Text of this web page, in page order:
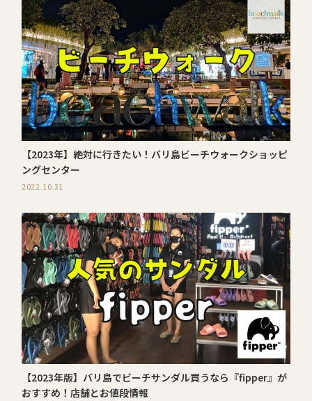
【2023年】絶対に行きたい！バリ島ビーチウォークショッピ
ングセンター
2022.10.31
【2023年版】バリ島でビーチサンダル買うなら『fipper』が
おすすめ！店舗とお値段情報